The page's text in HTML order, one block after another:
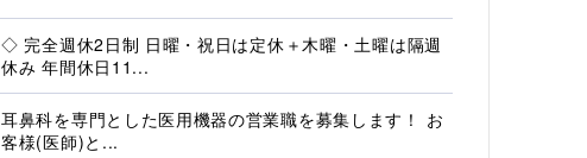
◇ 完全週休2日制 日曜・祝日は定休＋木曜・土曜は隔週
休み 年間休日11...
耳鼻科を専門とした医用機器の営業職を募集します！ お
客様(医師)と...